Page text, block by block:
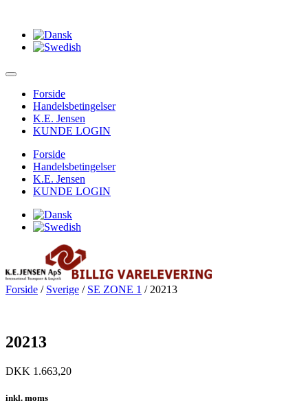
Forside
Handelsbetingelser
K.E. Jensen
KUNDE LOGIN
Forside
Handelsbetingelser
K.E. Jensen
KUNDE LOGIN
Forside / Sverige / SE ZONE 1 / 20213
20213
DKK 1.663,20
inkl. moms